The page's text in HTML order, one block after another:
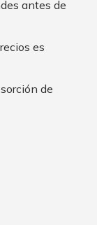
antes de
es
de